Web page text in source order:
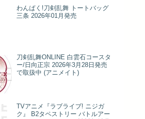
わんぱく!刀剣乱舞 トートバッグ
三条 2026年01月発売
刀剣乱舞ONLINE 白雲石コースタ
ー/日向正宗 2026年3月28日発売
で取扱中 (アニメイト)
TVアニメ『ラブライブ! ニジガ
ク』 B2タペストリー バトルアー